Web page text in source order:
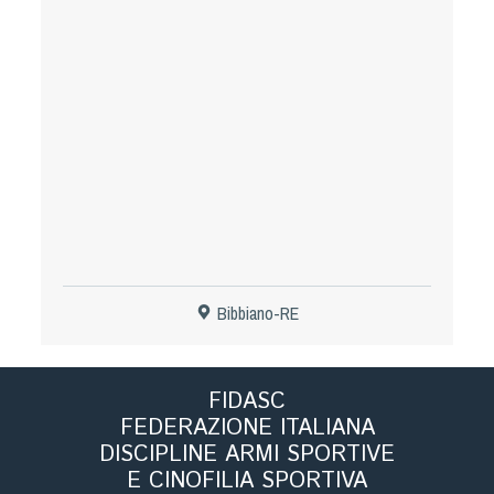
Bibbiano-RE
FIDASC
FEDERAZIONE ITALIANA
DISCIPLINE ARMI SPORTIVE
E CINOFILIA SPORTIVA
Cinofilia Sportiva
Agility
DiscDog
Dog Balance
Dog Trail